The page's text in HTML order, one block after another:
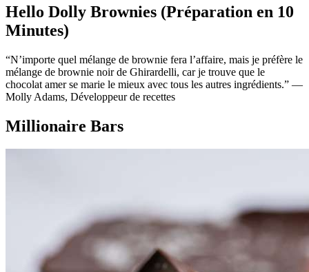
Hello Dolly Brownies (Préparation en 10
Minutes)
“N’importe quel mélange de brownie fera l’affaire, mais je préfère le
mélange de brownie noir de Ghirardelli, car je trouve que le
chocolat amer se marie le mieux avec tous les autres ingrédients.” —
Molly Adams, Développeur de recettes
Millionaire Bars